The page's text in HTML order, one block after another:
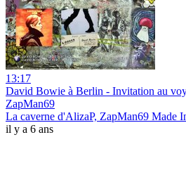
13:17
David Bowie à Berlin - Invitation au
ZapMan69
La caverne d'AlizaP, ZapMan69 Made
il y a 6 ans